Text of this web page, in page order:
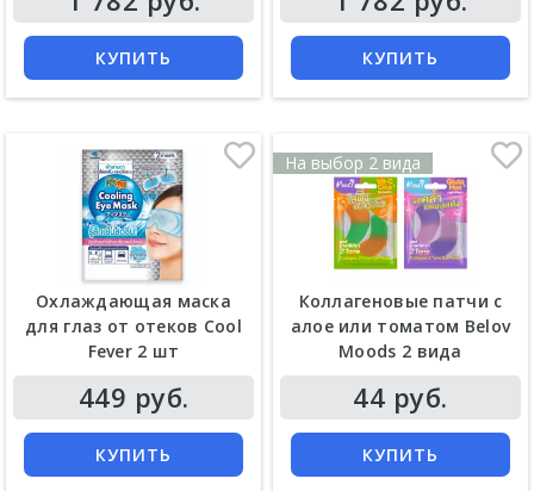
КУПИТЬ КУПИТЬ
Охлаждающая маска
для глаз от отеков Cool
Fever 2 шт
449 руб.
КУПИТЬ
На выбор 2 вида
Коллагеновые патчи с
алое или томатом Belov
Moods 2 вида
44 руб.
КУПИТЬ